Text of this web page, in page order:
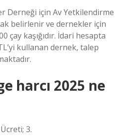
Derneği için Av Yetkilendirme
belirlenir ve dernekler için
çay kaşığıdır. İdari hesapta
kullanan dernek, talep
harcı 2025 ne
3.